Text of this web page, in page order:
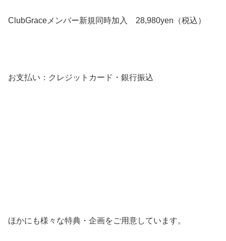
ClubGraceメンバー新規同時加入 28,980yen（税込）
お支払い：クレジットカード・銀行振込
ほかにも様々な特典・企画をご用意しています。